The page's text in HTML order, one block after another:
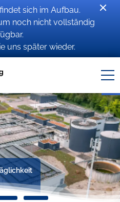
sich im Aufbau.
noch nicht vollständig
uns später wieder.